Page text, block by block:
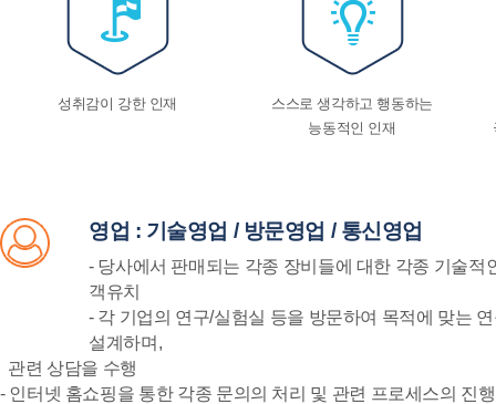
성취감이 강한 인재
스스로 생각하고 행동하는
능동적인 인재
영업 : 기술영업 / 방문영업 / 통신영업
- 당사에서 판매되는 각종 장비들에 대한 각종 기술적
객유치
- 각 기업의 연구/실험실 등을 방문하여 목적에 맞는
설계하며,
관련 상담을 수행
- 인터넷 홈쇼핑을 통한 각종 문의의 처리 및 관련 프로세스의 진행